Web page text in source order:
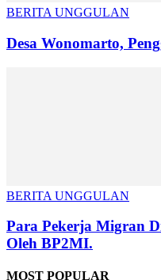
BERITA UNGGULAN
Desa Wonomarto,
BERITA UNGGULAN
Para Pekerja Migran
Oleh BP2MI.
MOST POPULAR